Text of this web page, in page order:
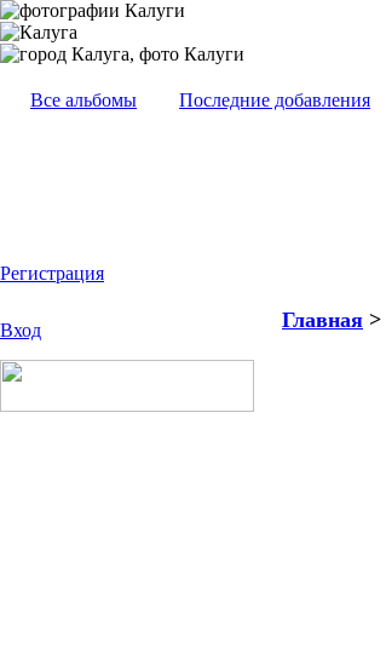
Все альбомы Последние добавления
Регистрация
Вход Главная >